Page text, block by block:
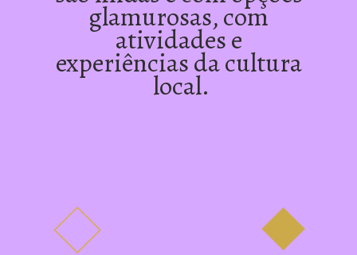
glamurosas, com
atividades e
experiências da cultura
local.